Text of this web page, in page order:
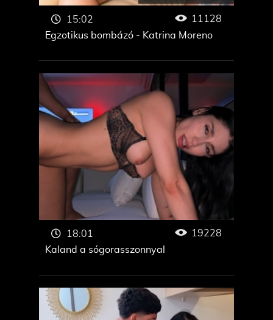
Egzotikus bombázó - Katrina Moreno
15:02 11128
Kaland a sógorasszonnyal
18:01 19228